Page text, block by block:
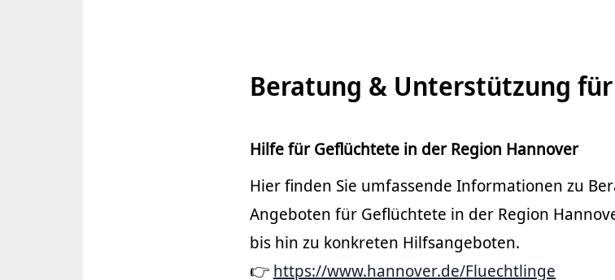
Beratung & Unterstützung
Hilfe für Geflüchtete in der Region Hannover
Hier finden Sie umfassende Informationen zu
Angeboten für Geflüchtete in der Region
bis hin zu konkreten Hilfsangeboten.
👉 https://www.hannover.de/Fluechtlinge